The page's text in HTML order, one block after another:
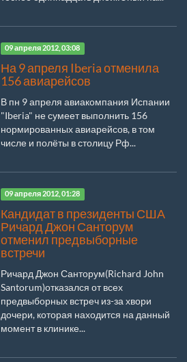
09 апреля 2012, 03:08
На 9 апреля Iberia отменила
156 авиарейсов
В пн 9 апреля авиакомпания Испании
"Iberia" не сумеет выполнить 156
нормированных авиарейсов, в том
числе и полёты в столицу Рф...
09 апреля 2012, 01:28
Кандидат в президенты США
Ричард Джон Санторум
отменил предвыборные
встречи
Ричард Джон Санторум(Richard John
Santorum)отказался от всех
предвыборных встреч из-за хвори
дочери, которая находится на данный
момент в клинике...